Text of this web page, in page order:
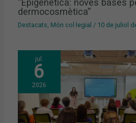
“Epigenètica: noves bases
dermocosmètica”
Destacats Món col·legial / 10 de juliol
jul.
6
2026